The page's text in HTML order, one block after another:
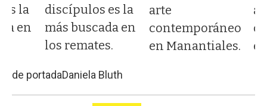
la
en
discípulos es la
más buscada en
los remates.
arte
contemporáneo
en Manantiales.
de portadaDaniela Bluth